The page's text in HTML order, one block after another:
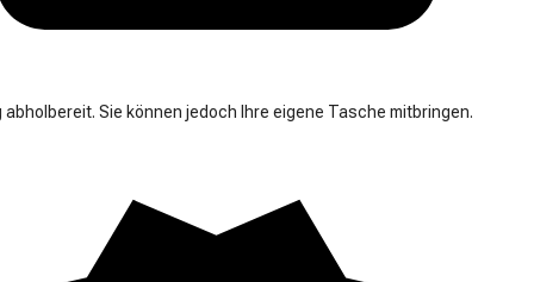
abholbereit. Sie können jedoch Ihre eigene Tasche mitbringen.